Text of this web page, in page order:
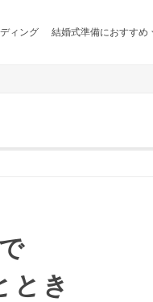
ィング 結婚式準備におすすめ
とき